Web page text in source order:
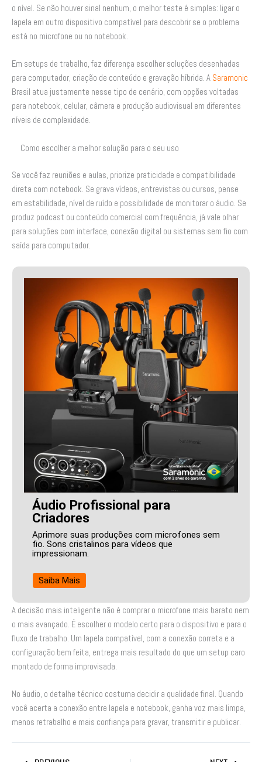
o nível. Se não houver sinal nenhum, o melhor teste é simples: ligar o
lapela em outro dispositivo compatível para descobrir se o problema
está no microfone ou no notebook.
Em setups de trabalho, faz diferença escolher soluções desenhadas
para computador, criação de conteúdo e gravação híbrida. A Saramonic
Brasil atua justamente nesse tipo de cenário, com opções voltadas
para notebook, celular, câmera e produção audiovisual em diferentes
níveis de complexidade.
Como escolher a melhor solução para o seu uso
Se você faz reuniões e aulas, priorize praticidade e compatibilidade
direta com notebook. Se grava vídeos, entrevistas ou cursos, pense
em estabilidade, nível de ruído e possibilidade de monitorar o áudio. Se
produz podcast ou conteúdo comercial com frequência, já vale olhar
para soluções com interface, conexão digital ou sistemas sem fio com
saída para computador.
Áudio Profissional para
Criadores
Aprimore suas produções com microfones sem
fio. Sons cristalinos para vídeos que
impressionam.
Saiba Mais
A decisão mais inteligente não é comprar o microfone mais barato nem
o mais avançado. É escolher o modelo certo para o dispositivo e para o
fluxo de trabalho. Um lapela compatível, com a conexão correta e a
configuração bem feita, entrega mais resultado do que um setup caro
montado de forma improvisada.
No áudio, o detalhe técnico costuma decidir a qualidade final. Quando
você acerta a conexão entre lapela e notebook, ganha voz mais limpa,
menos retrabalho e mais confiança para gravar, transmitir e publicar.